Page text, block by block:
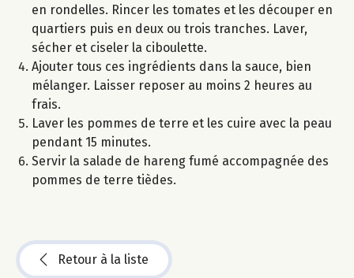
en rondelles. Rincer les tomates et les découper en
quartiers puis en deux ou trois tranches. Laver,
sécher et ciseler la ciboulette.
Ajouter tous ces ingrédients dans la sauce, bien
mélanger. Laisser reposer au moins 2 heures au
frais.
Laver les pommes de terre et les cuire avec la peau
pendant 15 minutes.
Servir la salade de hareng fumé accompagnée des
pommes de terre tièdes.
Retour à la liste